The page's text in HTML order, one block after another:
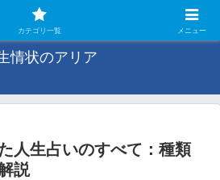
の旋律、感じるままに
情状のアリア
人生占いのすべて：種類
説
カテゴリ一覧 メニュー